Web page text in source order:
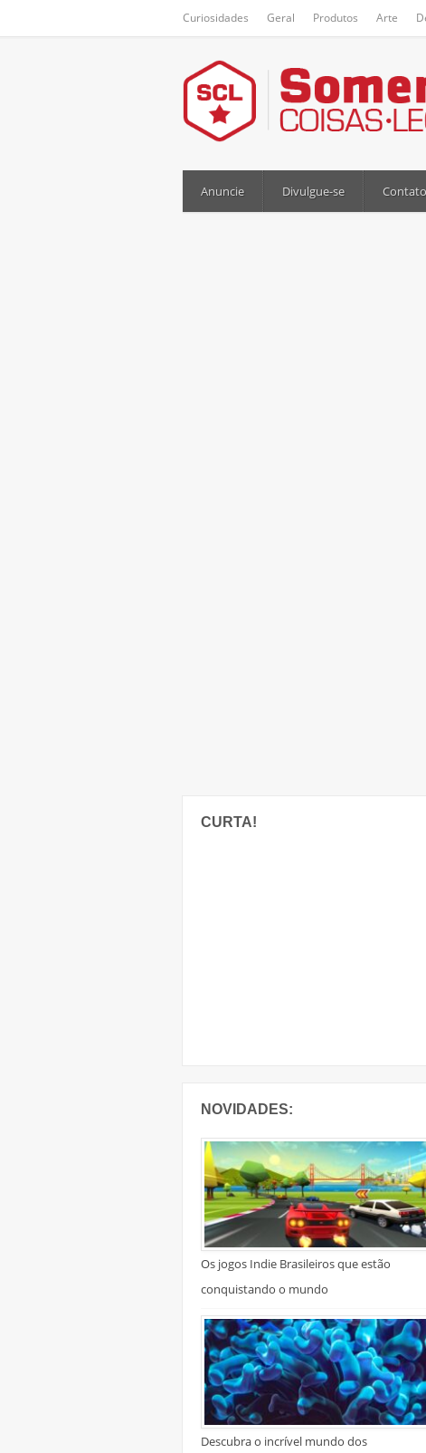
Curiosidades Geral Produtos Arte
Anuncie Divulgue-se Contato
CURTA!
NOVIDADES:
Os jogos Indie Brasileiros que estão
conquistando o mundo
Descubra o incrível mundo dos